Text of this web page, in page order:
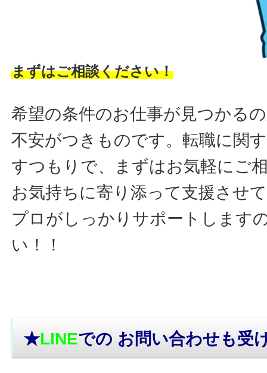
まずはご相談ください！
希望の条件のお仕事が見つかる
不安がつきものです。転職に関
すつもりで、まずはお気軽にご
お気持ちに寄り添って支援させ
プロがしっかりサポートします
い！！
★LINEでの お問い合わせも受